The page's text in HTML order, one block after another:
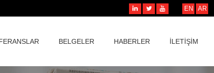
EN AR
BELGELER HABERLER İLETİŞİM